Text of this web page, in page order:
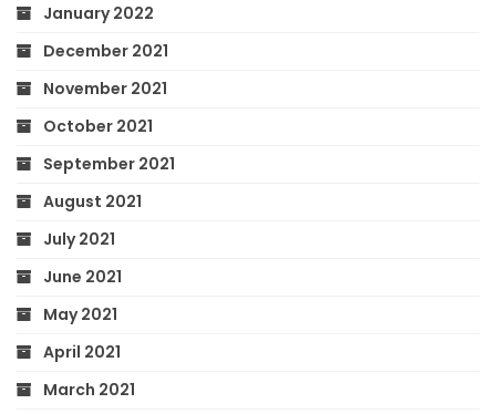
January 2022
December 2021
November 2021
October 2021
September 2021
August 2021
July 2021
June 2021
May 2021
April 2021
March 2021